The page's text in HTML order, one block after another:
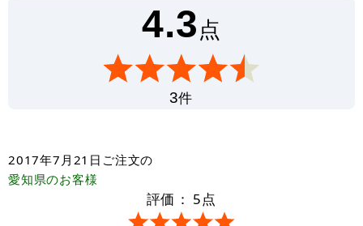
4.3点
3件
2017年7月21日 ご注文の
愛知県のお客様
評価： 5点